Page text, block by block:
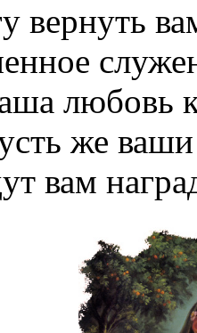
вернуть
любовь
же
вам